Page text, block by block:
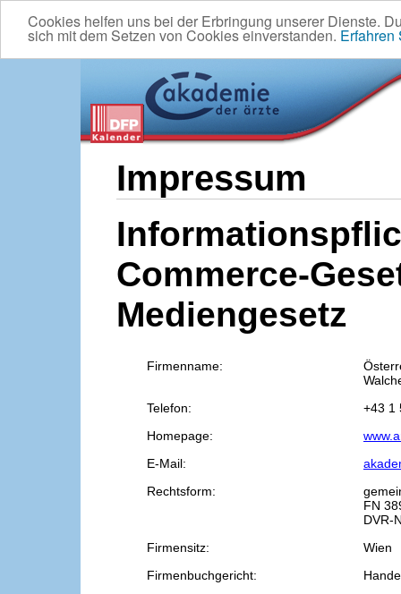
Cookies helfen uns bei der Erbringung unserer Dienste.
sich mit dem Setzen von Cookies einverstanden. Erfahren
Impressum
Commerce-
Mediengesetz
Firmenname:
Telefon:
+43 1
Homepage:
E-Mail:
Rechtsform:
FN
DVR-
Firmensitz:
Wien
Firmenbuchgericht: